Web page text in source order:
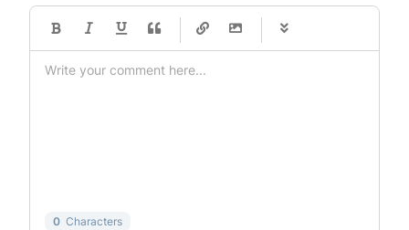
-
-
-
-
0 Characters